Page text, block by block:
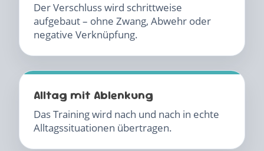
Der Verschluss wird schrittweise
aufgebaut – ohne Zwang, Abwehr oder
negative Verknüpfung.
Alltag mit Ablenkung
Das Training wird nach und nach in echte
Alltagssituationen übertragen.